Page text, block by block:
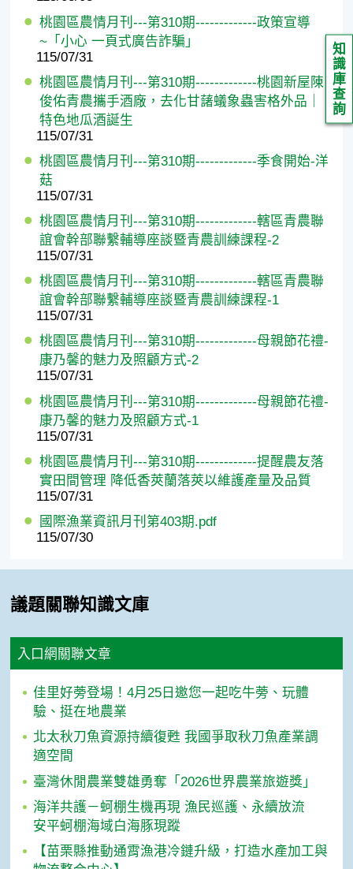
知
識
庫
查
詢
桃園區農情月刊---第310期-------------政策宣導
~「小心 一頁式廣告詐騙」
115/07/31
桃園區農情月刊---第310期-------------桃園新屋陳
俊佑青農攜手酒廠，去化甘藷蟻象蟲害格外品｜
特色地瓜酒誕生
115/07/31
桃園區農情月刊---第310期-------------季食開始-洋
菇
115/07/31
桃園區農情月刊---第310期-------------轄區青農聯
誼會幹部聯繫輔導座談暨青農訓練課程-2
115/07/31
桃園區農情月刊---第310期-------------轄區青農聯
誼會幹部聯繫輔導座談暨青農訓練課程-1
115/07/31
桃園區農情月刊---第310期-------------母親節花禮-
康乃馨的魅力及照顧方式-2
115/07/31
桃園區農情月刊---第310期-------------母親節花禮-
康乃馨的魅力及照顧方式-1
115/07/31
桃園區農情月刊---第310期-------------提醒農友落
實田間管理 降低香莢蘭落莢以維護產量及品質
115/07/31
國際漁業資訊月刊第403期.pdf
115/07/30
議題關聯知識文庫
入口網關聯文章
佳里好蒡登場！4月25日邀您一起吃牛蒡、玩體
驗、挺在地農業
北太秋刀魚資源持續復甦 我國爭取秋刀魚產業調
適空間
臺灣休閒農業雙雄勇奪「2026世界農業旅遊獎」
海洋共護－蚵棚生機再現 漁民巡護、永續放流
安平蚵棚海域白海豚現蹤
【苗栗縣推動通霄漁港冷鏈升級，打造水產加工與